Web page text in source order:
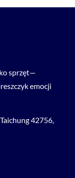
sprzęt—
emocji
42756,